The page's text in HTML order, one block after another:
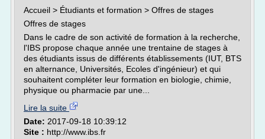
Accueil > Étudiants et formation > Offres de stages
Offres de stages
Dans le cadre de son activité de formation à la recherche,
l'IBS propose chaque année une trentaine de stages à
des étudiants issus de différents établissements (IUT, BTS
en alternance, Universités, Ecoles d'ingénieur) et qui
souhaitent compléter leur formation en biologie, chimie,
physique ou pharmacie par une...
Lire la suite
Date: 2017-09-18 10:39:12
Site : http://www.ibs.fr